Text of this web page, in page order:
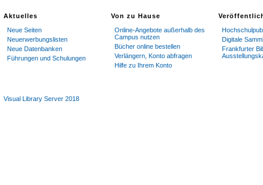
Aktuelles
Neue Seiten
Neuerwerbungslisten
Neue Datenbanken
Führungen und Schulungen
Von zu Hause
Online-Angebote außerhalb des
Campus nutzen
Bücher online bestellen
Verlängern, Konto abfragen
Hilfe zu Ihrem Konto
Digitale
Frankfurter
Visual Library Server 2018